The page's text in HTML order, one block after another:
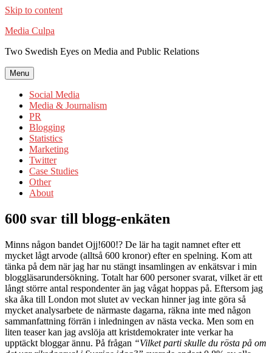
Skip to content
Media Culpa
Two Swedish Eyes on Media and Public Relations
Menu
Social Media
Media & Journalism
PR
Blogging
Statistics
Marketing
Twitter
Case Studies
Other
About
600 svar till blogg-enkäten
Minns någon bandet Ojj!600!? De lär ha tagit namnet efter ett
mycket lågt arvode (alltså 600 kronor) efter en spelning. Kom att
tänka på dem när jag har nu stängt insamlingen av enkätsvar i min
bloggläsarundersökning. Totalt har 600 personer svarat, vilket är ett
långt större antal respondenter än jag vågat hoppas på. Eftersom jag
ska åka till London mot slutet av veckan hinner jag inte göra så
mycket analysarbete de närmaste dagarna, räkna inte med någon
sammanfattning förrän i inledningen av nästa vecka. Men som en
liten teaser kan jag avslöja att kristdemokrater inte verkar ha
upptäckt bloggar ännu. På frågan “Vilket parti skulle du rösta på om